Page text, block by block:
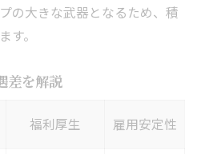
の大きな武器となるため、積
す。
差を解説
福利厚生 雇用安定性